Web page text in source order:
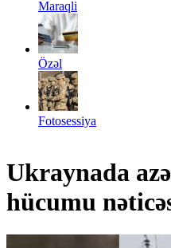
Maraqli
Özəl
Fotosessiya
Ukraynada
hücumu